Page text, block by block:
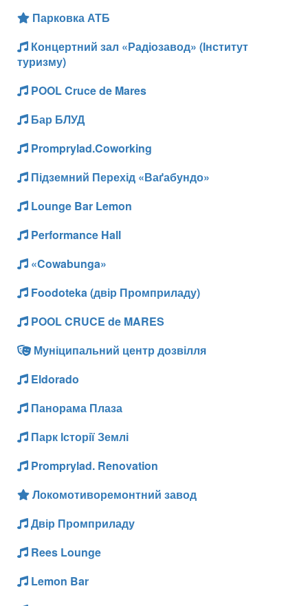
Парковка АТБ
Концертний зал «Радіозавод» (Інститут
туризму)
POOL Cruce de Mares
Бар БЛУД
Promprylad.Coworking
Підземний Перехід «Ваґабундо»
Lounge Bar Lemon
Performance Hall
«Cowabunga»
Foodoteka (двір Промприладу)
POOL CRUCE de MARES
Муніципальний центр дозвілля
Eldorado
Панорама Плаза
Парк Історії Землі
Promprylad. Renovation
Локомотиворемонтний завод
Двір Промприладу
Rees Lounge
Lemon Bar